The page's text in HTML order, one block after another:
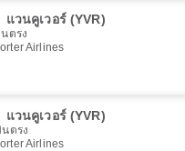
แวนคูเวอร์ (YVR)
ตรง
Airlines
แวนคูเวอร์ (YVR)
ตรง
Airlines